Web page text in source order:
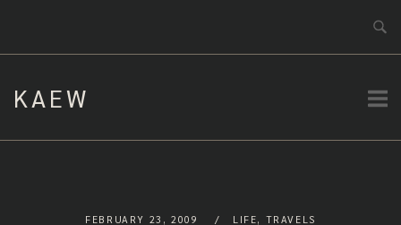
KAEW
FEBRUARY 23, 2009 LIFE, TRAVELS